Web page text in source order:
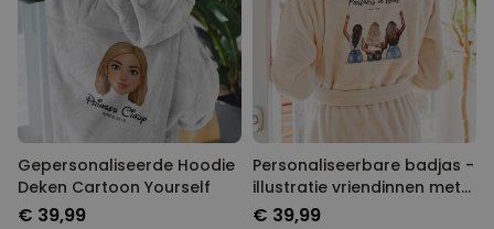
Gepersonaliseerde Hoodie
Deken Cartoon Yourself
€ 39,99
Personaliseerbare badjas -
illustratie vriendinnen met
tekst
€ 39,99